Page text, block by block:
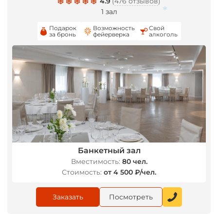
1 зал
Подарок
за бронь
Возможность
фейерверка
Свой
алкоголь
Банкетный зал
Вместимость: 80 чел.
Стоимость: от 4 500 ₽/чел.
Заказать Посмотреть
*